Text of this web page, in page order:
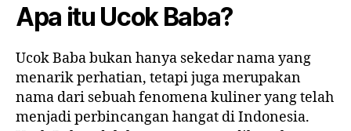
Apa itu Ucok Baba?
Ucok Baba bukan hanya sekedar nama yang
menarik perhatian, tetapi juga merupakan
nama dari sebuah fenomena kuliner yang telah
menjadi perbincangan hangat di Indonesia.